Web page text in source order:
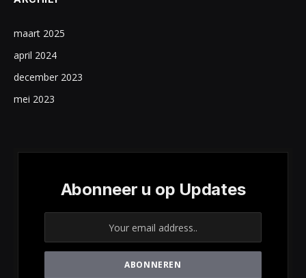
maart 2025
april 2024
december 2023
mei 2023
Abonneer u op Updates